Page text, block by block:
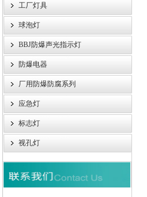
工厂灯具
球泡灯
BBJ防爆声光指示灯
防爆电器
厂用防爆防腐系列
应急灯
标志灯
视孔灯